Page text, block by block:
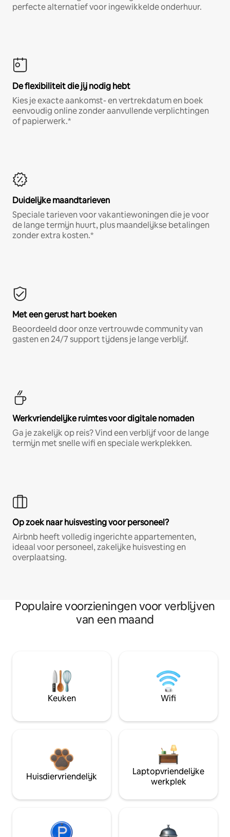
perfecte alternatief voor ingewikkelde onderhuur.
De flexibiliteit die jij nodig hebt
Kies je exacte aankomst- en vertrekdatum en boek
eenvoudig online zonder aanvullende verplichtingen
of papierwerk.*
Duidelijke maandtarieven
Speciale tarieven voor vakantiewoningen die je voor
de lange termijn huurt, plus maandelijkse betalingen
zonder extra kosten.*
Met een gerust hart boeken
Beoordeeld door onze vertrouwde community van
gasten en 24/7 support tijdens je lange verblijf.
Werkvriendelijke ruimtes voor digitale nomaden
Ga je zakelijk op reis? Vind een verblijf voor de lange
termijn met snelle wifi en speciale werkplekken.
Op zoek naar huisvesting voor personeel?
Airbnb heeft volledig ingerichte appartementen,
ideaal voor personeel, zakelijke huisvesting en
overplaatsing.
Populaire voorzieningen voor verblijven
van een maand
Keuken Wifi
Huisdiervriendelijk
Laptopvriendelijke
werkplek